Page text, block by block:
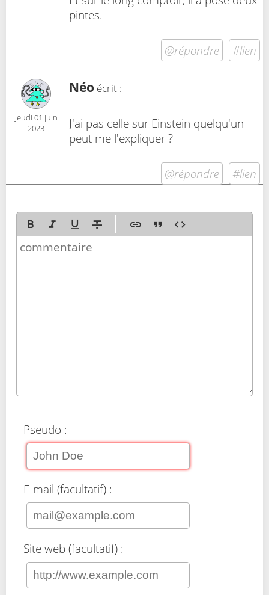
pintes.
@répondre #lien
Jeudi 01 juin
2023
Néo écrit :
J'ai pas celle sur Einstein quelqu'un
peut me l'expliquer ?
@répondre #lien
Pseudo :
E-mail (facultatif) :
Site web (facultatif) :